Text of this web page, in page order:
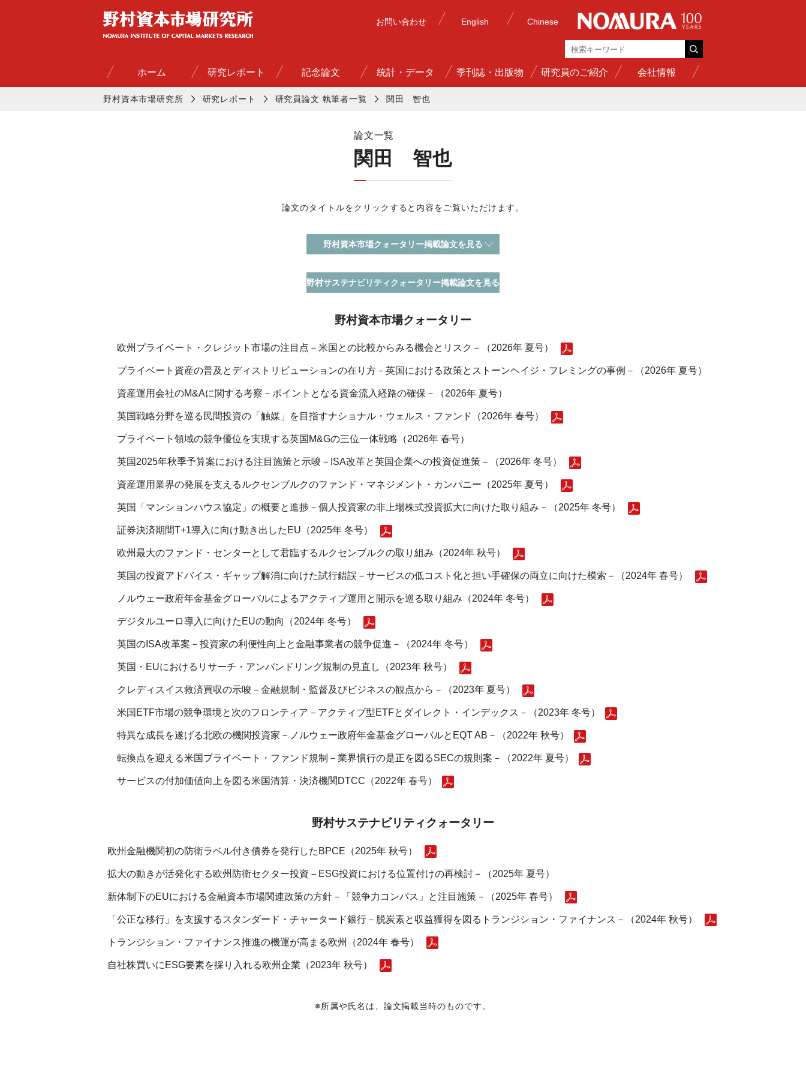
お問い合わせ English Chinese
ホーム 研究レポート 記念論文 統計・データ 季刊誌・出版物 研究員のご紹介 会社情報
野村資本市場研究所 研究レポート 研究員論文 執筆者一覧 関田 智也
論文一覧
関田 智也
論文のタイトルをクリックすると内容をご覧いただけます。
野村資本市場クォータリー掲載論文を見る
野村サステナビリティクォータリー掲載論文を見る
野村資本市場クォータリー
欧州プライベート・クレジット市場の注目点－米国との比較からみる機会とリスク－（2026年 夏号）
プライベート資産の普及とディストリビューションの在り方－英国における政策とストーンヘイジ・フレミングの事例－（2026年 夏号）
資産運用会社のM&Aに関する考察－ポイントとなる資金流入経路の確保－（2026年 夏号）
英国戦略分野を巡る民間投資の「触媒」を目指すナショナル・ウェルス・ファンド（2026年 春号）
プライベート領域の競争優位を実現する英国M&Gの三位一体戦略（2026年 春号）
英国2025年秋季予算案における注目施策と示唆－ISA改革と英国企業への投資促進策－（2026年 冬号）
資産運用業界の発展を支えるルクセンブルクのファンド・マネジメント・カンパニー（2025年 夏号）
英国「マンションハウス協定」の概要と進捗－個人投資家の非上場株式投資拡大に向けた取り組み－（2025年 冬号）
証券決済期間T+1導入に向け動き出したEU（2025年 冬号）
欧州最大のファンド・センターとして君臨するルクセンブルクの取り組み（2024年 秋号）
英国の投資アドバイス・ギャップ解消に向けた試行錯誤－サービスの低コスト化と担い手確保の両立に向けた模索－（2024年 春号）
ノルウェー政府年金基金グローバルによるアクティブ運用と開示を巡る取り組み（2024年 冬号）
デジタルユーロ導入に向けたEUの動向（2024年 冬号）
英国のISA改革案－投資家の利便性向上と金融事業者の競争促進－（2024年 冬号）
英国・EUにおけるリサーチ・アンバンドリング規制の見直し（2023年 秋号）
クレディスイス救済買収の示唆－金融規制・監督及びビジネスの観点から－（2023年 夏号）
米国ETF市場の競争環境と次のフロンティア－アクティブ型ETFとダイレクト・インデックス－（2023年 冬号）
特異な成長を遂げる北欧の機関投資家－ノルウェー政府年金基金グローバルとEQT AB－（2022年 秋号）
転換点を迎える米国プライベート・ファンド規制－業界慣行の是正を図るSECの規則案－（2022年 夏号）
サービスの付加価値向上を図る米国清算・決済機関DTCC（2022年 春号）
野村サステナビリティクォータリー
欧州金融機関初の防衛ラベル付き債券を発行したBPCE（2025年 秋号）
拡大の動きが活発化する欧州防衛セクター投資－ESG投資における位置付けの再検討－（2025年 夏号）
新体制下のEUにおける金融資本市場関連政策の方針－「競争力コンパス」と注目施策－（2025年 春号）
「公正な移行」を支援するスタンダード・チャータード銀行－脱炭素と収益獲得を図るトランジション・ファイナンス－（2024年 秋号）
トランジション・ファイナンス推進の機運が高まる欧州（2024年 春号）
自社株買いにESG要素を採り入れる欧州企業（2023年 秋号）
※所属や氏名は、論文掲載当時のものです。